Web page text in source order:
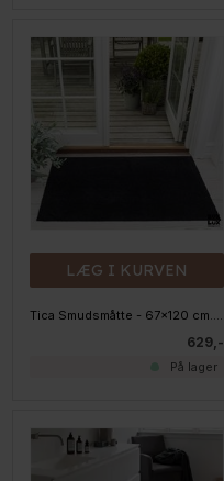
LÆG I KURVEN
629,-
På lager